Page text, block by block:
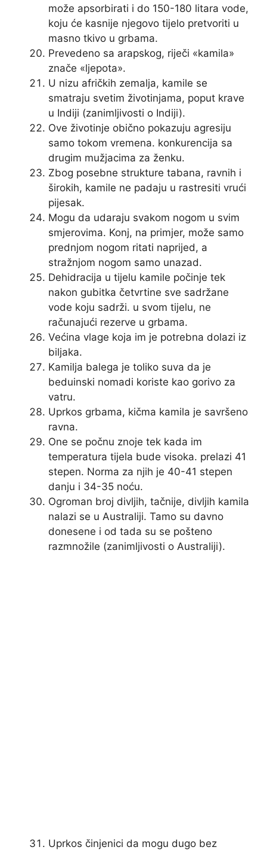
može apsorbirati i do 150-180 litara vode,
koju će kasnije njegovo tijelo pretvoriti u
masno tkivo u grbama.
Prevedeno sa arapskog, riječi «kamila»
znače «ljepota».
U nizu afričkih zemalja, kamile se
smatraju svetim životinjama, poput krave
u Indiji (zanimljivosti o Indiji).
Ove životinje obično pokazuju agresiju
samo tokom vremena. konkurencija sa
drugim mužjacima za ženku.
Zbog posebne strukture tabana, ravnih i
širokih, kamile ne padaju u rastresiti vrući
pijesak.
Mogu da udaraju svakom nogom u svim
smjerovima. Konj, na primjer, može samo
prednjom nogom ritati naprijed, a
stražnjom nogom samo unazad.
Dehidracija u tijelu kamile počinje tek
nakon gubitka četvrtine sve sadržane
vode koju sadrži. u svom tijelu, ne
računajući rezerve u grbama.
Većina vlage koja im je potrebna dolazi iz
biljaka.
Kamilja balega je toliko suva da je
beduinski nomadi koriste kao gorivo za
vatru.
Uprkos grbama, kičma kamila je savršeno
ravna.
One se počnu znoje tek kada im
temperatura tijela bude visoka. prelazi 41
stepen. Norma za njih je 40-41 stepen
danju i 34-35 noću.
Ogroman broj divljih, tačnije, divljih kamila
nalazi se u Australiji. Tamo su davno
donesene i od tada su se pošteno
razmnožile (zanimljivosti o Australiji).
Uprkos činjenici da mogu dugo bez